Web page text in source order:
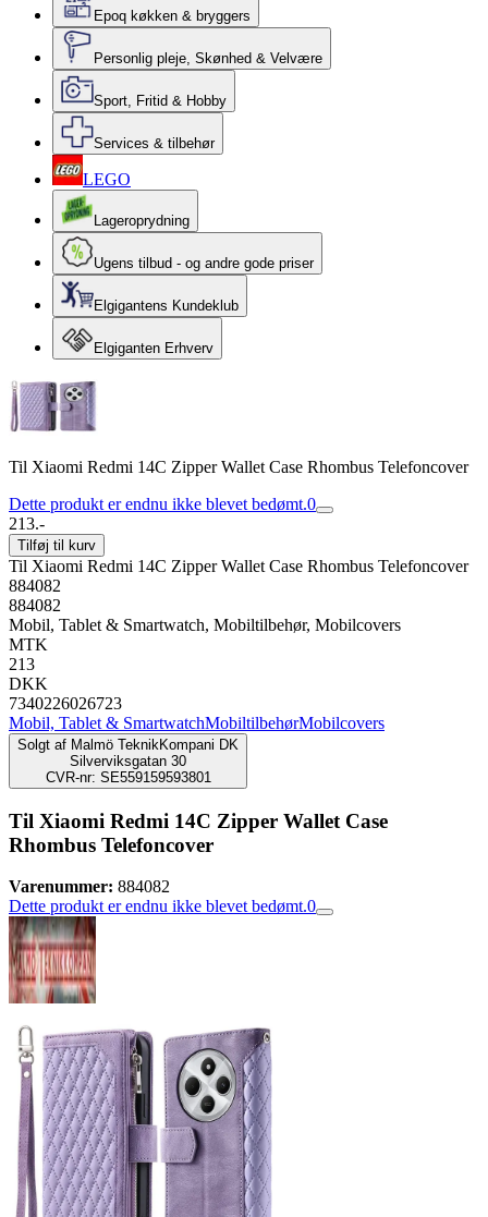
Epoq køkken & bryggers
Personlig pleje, Skønhed & Velvære
Sport, Fritid & Hobby
Services & tilbehør
LEGO
Lageroprydning
Ugens tilbud - og andre gode priser
Elgigantens Kundeklub
Elgiganten Erhverv
Til Xiaomi Redmi 14C Zipper Wallet Case Rhombus Telefoncover
Dette produkt er endnu ikke blevet bedømt.0
213.-
Tilføj til kurv
Til Xiaomi Redmi 14C Zipper Wallet Case Rhombus Telefoncover
884082
884082
Mobil, Tablet & Smartwatch, Mobiltilbehør, Mobilcovers
MTK
213
DKK
7340226026723
Mobil, Tablet & SmartwatchMobiltilbehørMobilcovers
Solgt af Malmö TeknikKompani DK
Silverviksgatan 30
CVR-nr: SE559159593801
Til Xiaomi Redmi 14C Zipper Wallet Case
Rhombus Telefoncover
Varenummer: 884082
Dette produkt er endnu ikke blevet bedømt.0